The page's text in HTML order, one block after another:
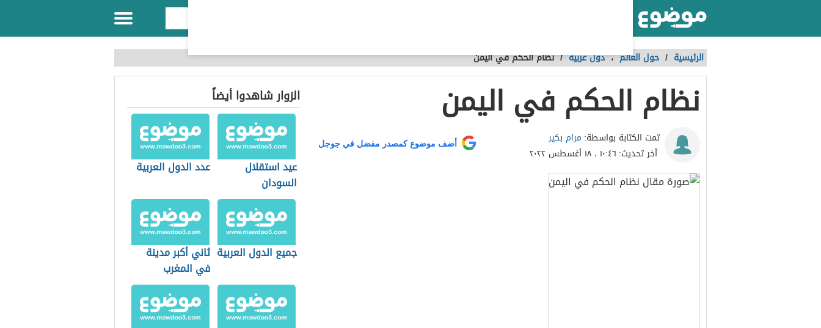
الرئيسية / حول العالم،دول عربية /نظام الحكم في اليمن
نظام الحكم في اليمن
تمت الكتابة بواسطة: مرام بكير
آخر تحديث: ١٠:٤٦ ، ١٨ أغسطس ٢٠٢٢
أضف موضوع كمصدر مفضل في جوجل
الزوار شاهدوا أيضاً
عيد استقلال
السودان
عدد الدول العربية
جميع الدول العربية ثاني أكبر مدينة
في المغرب